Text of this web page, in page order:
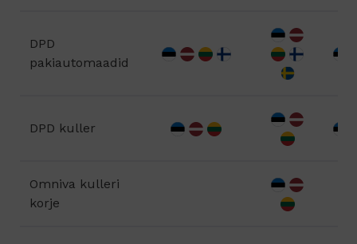
DPD
pakiautomaadid
DPD kuller
Omniva kulleri
korje